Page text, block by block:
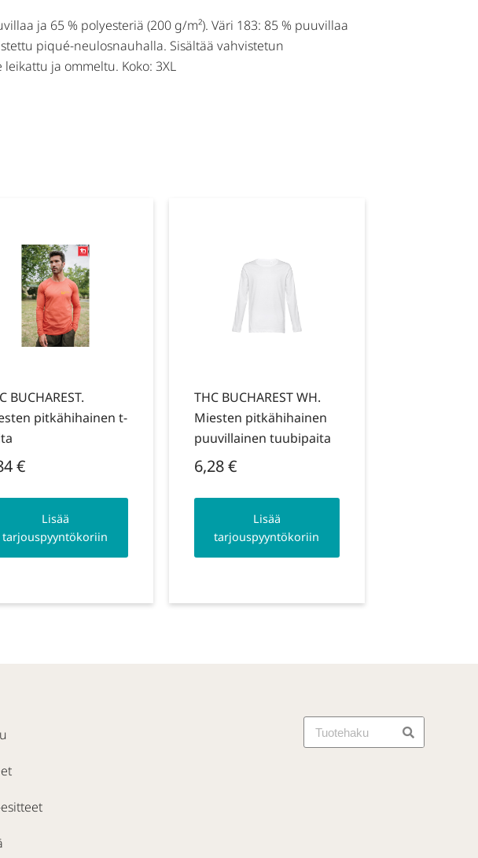
ja 65 % polyesteriä (200 g/m²). Väri 183: 85 % puuvillaa
piqué-neulosnauhalla. Sisältää vahvistetun
ja ommeltu. Koko: 3XL
BUCHAREST.
pitkähihainen t-
€
Lisää
tarjouspyyntökoriin
THC BUCHAREST WH.
Miesten pitkähihainen
puuvillainen tuubipaita
6,28€
Lisää
tarjouspyyntökoriin